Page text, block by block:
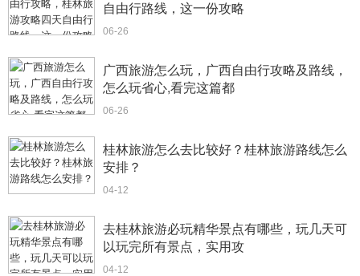
自由行路线，这一份攻略
06-26
广西旅游怎么玩，广西自由行攻略及路线，
怎么玩省心,看完这篇都
06-26
桂林旅游怎么去比较好？桂林旅游路线怎么
安排？
04-12
去桂林旅游必玩精华景点有哪些，玩几天可
以玩完所有景点，实用攻
04-12